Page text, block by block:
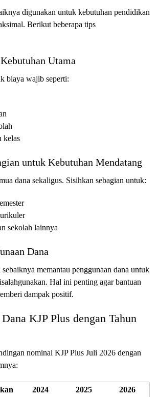
digunakan untuk kebutuhan pendidikan
Berikut beberapa tips
Utama
biaya wajib seperti:
kelas
untuk Kebutuhan Mendatang
dana sekaligus. Sisihkan sebagian untuk:
sekolah lainnya
Dana
memantau penggunaan dana untuk
Hal ini penting agar bantuan
dampak positif.
KJP Plus dengan Tahun
nominal KJP Plus Juli 2026 dengan
2024 2025
2026